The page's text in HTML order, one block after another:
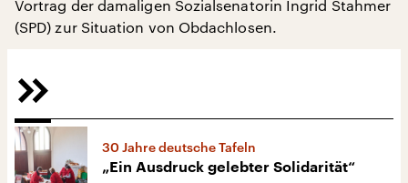
Vortrag der damaligen Sozialsenatorin Ingrid Stahmer
(SPD) zur Situation von Obdachlosen.
30 Jahre deutsche Tafeln
„Ein Ausdruck gelebter Solidarität“